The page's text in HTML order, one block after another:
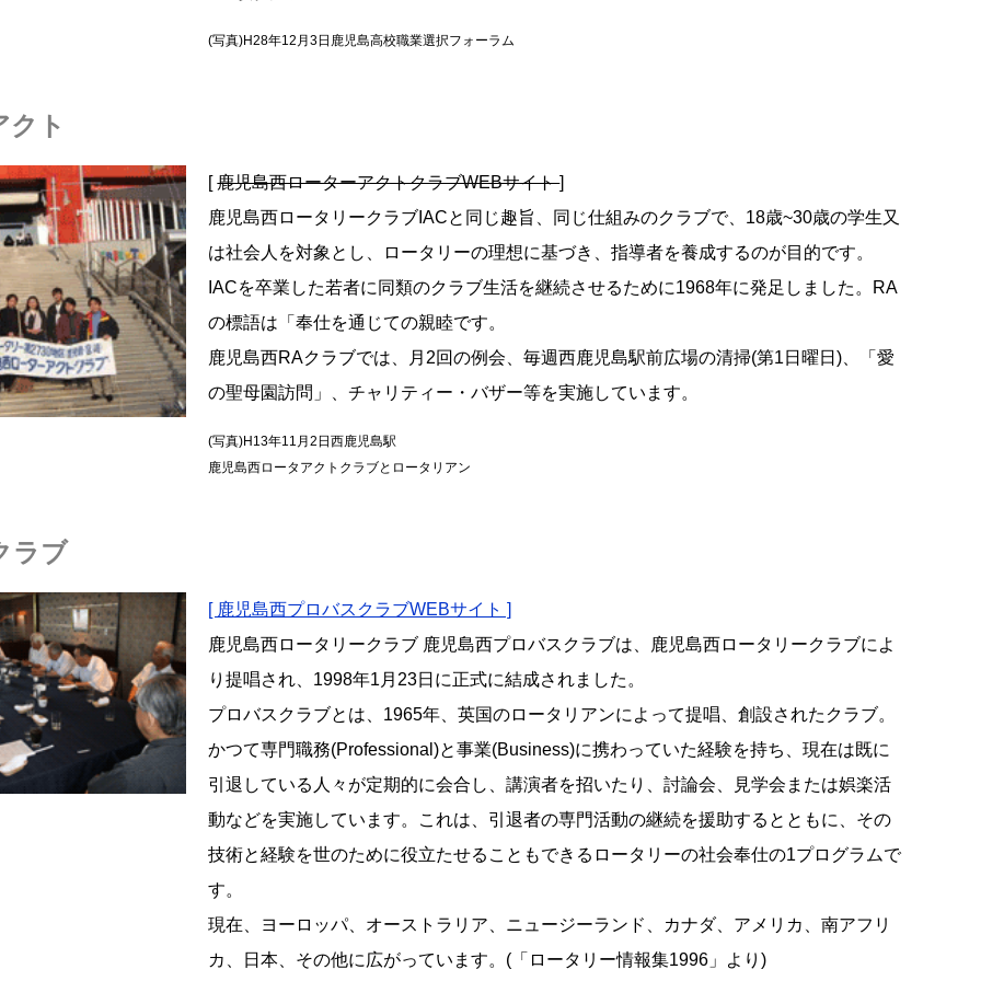
(写真)H28年12月3日鹿児島高校職業選択フォーラム
クト
[鹿児島西ローターアクトクラブWEBサイト]
鹿児島西ロータリークラブIACと同じ趣旨、同じ仕組みのクラブで、18歳~30歳の学生又
は社会人を対象とし、ロータリーの理想に基づき、指導者を養成するのが目的です。
IACを卒業した若者に同類のクラブ生活を継続させるために1968年に発足しました。RA
の標語は「奉仕を通じての親睦です。
鹿児島西RAクラブでは、月2回の例会、毎週西鹿児島駅前広場の清掃(第1日曜日)、「愛
の聖母園訪問」、チャリティー・バザー等を実施しています。
(写真)H13年11月2日西鹿児島駅
鹿児島西ロータアクトクラブとロータリアン
ラブ
[ 鹿児島西プロバスクラブWEBサイト ]
鹿児島西ロータリークラブ 鹿児島西プロバスクラブは、鹿児島西ロータリークラブによ
り提唱され、1998年1月23日に正式に結成されました。
プロバスクラブとは、1965年、英国のロータリアンによって提唱、創設されたクラブ。
かつて専門職務(Professional)と事業(Business)に携わっていた経験を持ち、現在は既に
引退している人々が定期的に会合し、講演者を招いたり、討論会、見学会または娯楽活
動などを実施しています。これは、引退者の専門活動の継続を援助するとともに、その
技術と経験を世のために役立たせることもできるロータリーの社会奉仕の1プログラムで
す。
現在、ヨーロッパ、オーストラリア、ニュージーランド、カナダ、アメリカ、南アフリ
カ、日本、その他に広がっています。(「ロータリー情報集1996」より)